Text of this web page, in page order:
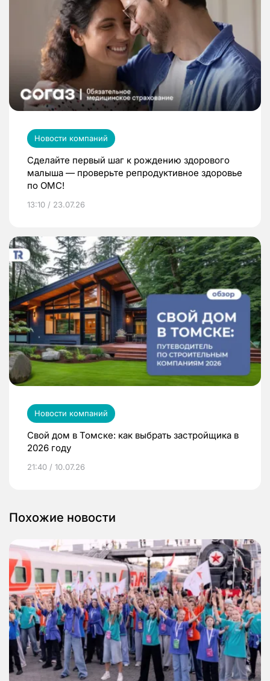
Новости компаний
Сделайте первый шаг к рождению здорового
малыша — проверьте репродуктивное здоровье
по ОМС!
13:10 / 23.07.26
Новости компаний
Свой дом в Томске: как выбрать застройщика в
2026 году
21:40 / 10.07.26
Похожие новости